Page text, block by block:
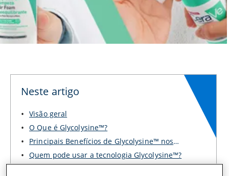
Neste artigo
Visão geral
O Que é Glycolysine™?
Principais Benefícios de Glycolysine™ nos
Cuidados...
Quem pode usar a tecnologia Glycolysine™?